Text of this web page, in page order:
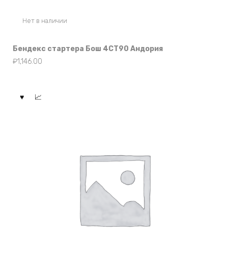
Нет в наличии
Бендекс стартера Бош 4СТ90 Андория
₽1,146.00